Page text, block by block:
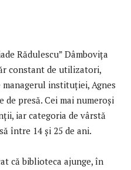
Rădulescu” Dâmbovița
constant de utilizatori,
instituției, Agnes
presă. Cei mai numeroși
iar categoria de vârstă
între 14 și 25 de ani.
că biblioteca ajunge, în